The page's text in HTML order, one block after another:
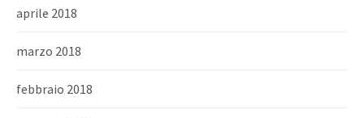
aprile 2018
marzo 2018
febbraio 2018